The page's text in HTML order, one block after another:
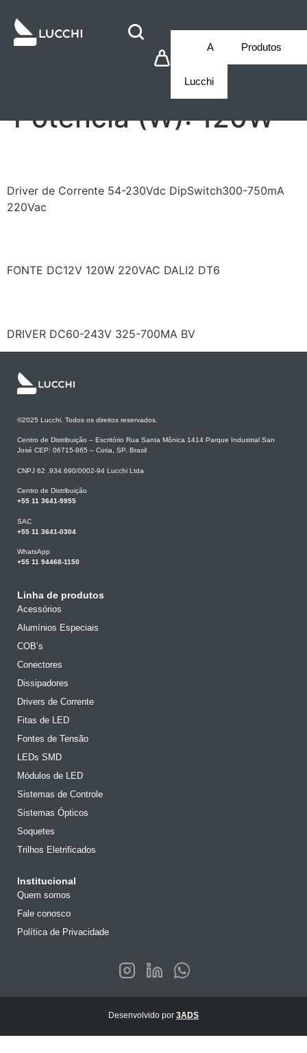
A
Lucchi
Produtos
Potência (W):120W
Driver de Corrente 54-230Vdc DipSwitch300-750mA
220Vac
FONTE DC12V 120W 220VAC DALI2 DT6
DRIVER DC60-243V 325-700MA BV
©2025 Lucchi. Todos os direitos reservados.
Centro de Distribuição – Escritório Rua Santa Mônica 1414 Parque Industrial San
José CEP: 06715-865 – Cotia, SP, Brasil
CNPJ 62 .934.690/0002-94 Lucchi Ltda
Centro de Distribuição
+55 11 3641-9955
SAC
+55 11 3641-0304
WhatsApp
+55 11 94468-1150
Linha de produtos
Acessórios
Alumínios Especiais
COB’s
Conectores
Dissipadores
Drivers de Corrente
Fitas de LED
Fontes de Tensão
LEDs SMD
Módulos de LED
Sistemas de Controle
Sistemas Ópticos
Soquetes
Trilhos Eletrificados
Institucional
Quem somos
Fale conosco
Política de Privacidade
Desenvolvido por 3ADS